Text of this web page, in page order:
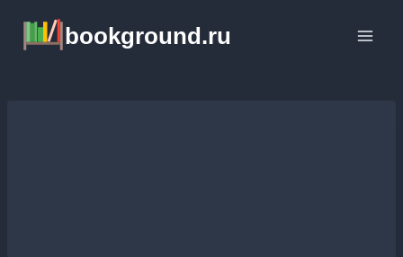
содержимому
bookground.ru